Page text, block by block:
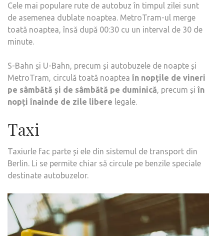
Cele mai populare rute de autobuz în timpul zilei sunt
de asemenea dublate noaptea. MetroTram-ul merge
toată noaptea, însă după 00:30 cu un interval de 30 de
minute.
S-Bahn și U-Bahn, precum și autobuzele de noapte și
MetroTram, circulă toată noaptea în nopțile de vineri
pe sâmbătă și de sâmbătă pe duminică, precum și în
nopți înainde de zile libere legale.
Taxi
Taxiurle fac parte și ele din sistemul de transport din
Berlin. Li se permite chiar să circule pe benzile speciale
destinate autobuzelor.